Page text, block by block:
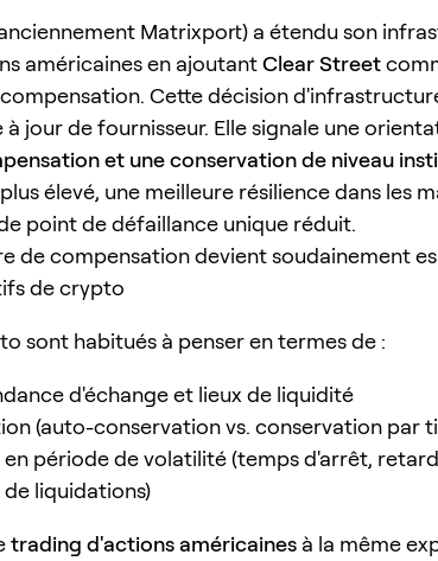
Matrixport) a étendu son
américaines en ajoutantClear Street
Cette décision
à jour de fournisseur. Elle signale une
et une conservation de niveau
élevé, une meilleure résilience dans les
point de défaillance unique réduit.
de compensation devient soudainement
de crypto
sont habitués à penser en termes de :
d'échange et lieux de liquidité
(auto-conservation vs. conservation par
en période de volatilité (temps d'arrêt,
liquidations)
trading d'actions américaines à la même